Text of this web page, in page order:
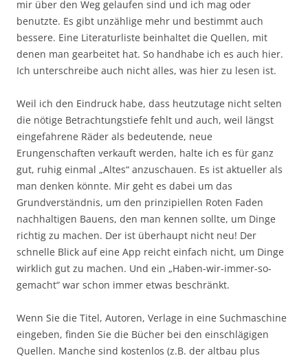
mir über den Weg gelaufen sind und ich mag oder
benutzte. Es gibt unzählige mehr und bestimmt auch
bessere. Eine Literaturliste beinhaltet die Quellen, mit
denen man gearbeitet hat. So handhabe ich es auch hier.
Ich unterschreibe auch nicht alles, was hier zu lesen ist.
Weil ich den Eindruck habe, dass heutzutage nicht selten
die nötige Betrachtungstiefe fehlt und auch, weil längst
eingefahrene Räder als bedeutende, neue
Erungenschaften verkauft werden, halte ich es für ganz
gut, ruhig einmal „Altes“ anzuschauen. Es ist aktueller als
man denken könnte. Mir geht es dabei um das
Grundverständnis, um den prinzipiellen Roten Faden
nachhaltigen Bauens, den man kennen sollte, um Dinge
richtig zu machen. Der ist überhaupt nicht neu! Der
schnelle Blick auf eine App reicht einfach nicht, um Dinge
wirklich gut zu machen. Und ein „Haben-wir-immer-so-
gemacht“ war schon immer etwas beschränkt.
Wenn Sie die Titel, Autoren, Verlage in eine Suchmaschine
eingeben, finden Sie die Bücher bei den einschlägigen
Quellen. Manche sind kostenlos (z.B. der altbau plus